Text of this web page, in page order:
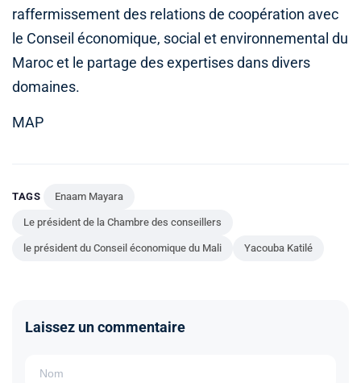
raffermissement des relations de coopération avec
le Conseil économique, social et environnemental du
Maroc et le partage des expertises dans divers
domaines.
MAP
TAGS Enaam Mayara
Le président de la Chambre des conseillers
le président du Conseil économique du Mali Yacouba Katilé
Laissez un commentaire